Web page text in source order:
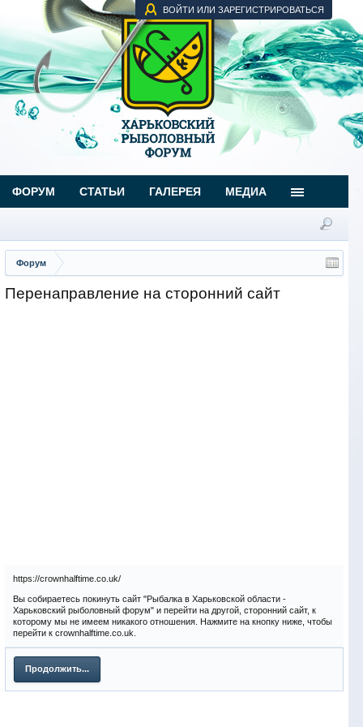
ВОЙТИ ИЛИ ЗАРЕГИСТРИРОВАТЬСЯ
Форум
Перенаправление на сторонний сайт
https://crownhalftime.co.uk/
Вы собираетесь покинуть сайт "Рыбалка в Харьковской области -
Харьковский рыболовный форум" и перейти на другой, сторонний сайт, к
которому мы не имеем никакого отношения. Нажмите на кнопку ниже, чтобы
перейти к crownhalftime.co.uk.
Продолжить...
ФОРУМ СТАТЬИ ГАЛЕРЕЯ МЕДИА